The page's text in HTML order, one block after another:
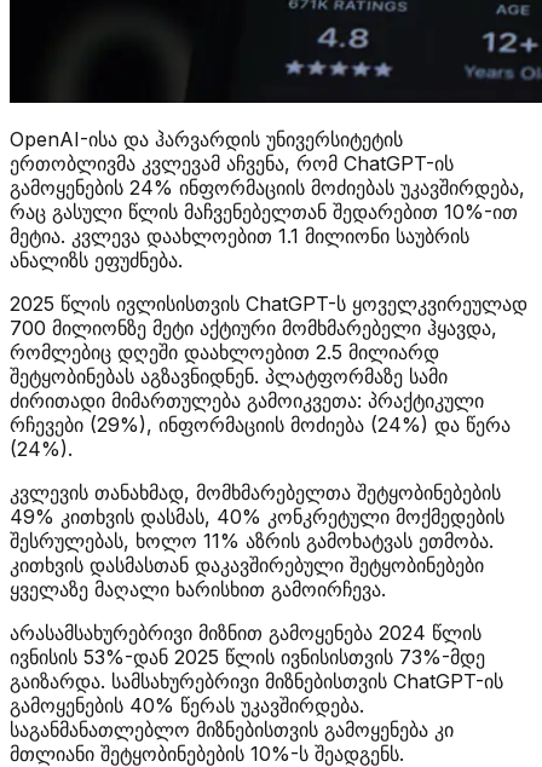
OpenAI-ისა და ჰარვარდის უნივერსიტეტის
ერთობლივმა კვლევამ აჩვენა, რომ ChatGPT-ის
გამოყენების 24% ინფორმაციის მოძიებას უკავშირდება,
რაც გასული წლის მაჩვენებელთან შედარებით 10%-ით
მეტია. კვლევა დაახლოებით 1.1 მილიონი საუბრის
ანალიზს ეფუძნება.
2025 წლის ივლისისთვის ChatGPT-ს ყოველკვირეულად
700 მილიონზე მეტი აქტიური მომხმარებელი ჰყავდა,
რომლებიც დღეში დაახლოებით 2.5 მილიარდ
შეტყობინებას აგზავნიდნენ. პლატფორმაზე სამი
ძირითადი მიმართულება გამოიკვეთა: პრაქტიკული
რჩევები (29%), ინფორმაციის მოძიება (24%) და წერა
(24%).
კვლევის თანახმად, მომხმარებელთა შეტყობინებების
49% კითხვის დასმას, 40% კონკრეტული მოქმედების
შესრულებას, ხოლო 11% აზრის გამოხატვას ეთმობა.
კითხვის დასმასთან დაკავშირებული შეტყობინებები
ყველაზე მაღალი ხარისხით გამოირჩევა.
არასამსახურებრივი მიზნით გამოყენება 2024 წლის
ივნისის 53%-დან 2025 წლის ივნისისთვის 73%-მდე
გაიზარდა. სამსახურებრივი მიზნებისთვის ChatGPT-ის
გამოყენების 40% წერას უკავშირდება.
საგანმანათლებლო მიზნებისთვის გამოყენება კი
მთლიანი შეტყობინებების 10%-ს შეადგენს.